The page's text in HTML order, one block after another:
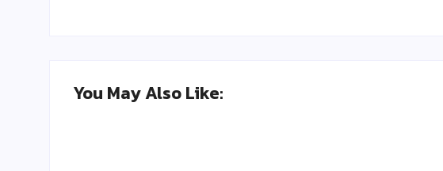
You May Also Like: